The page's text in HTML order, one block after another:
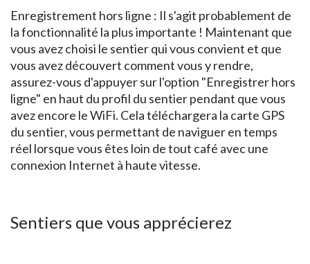
Enregistrement hors ligne : Il s'agit probablement de
la fonctionnalité la plus importante ! Maintenant que
vous avez choisi le sentier qui vous convient et que
vous avez découvert comment vous y rendre,
assurez-vous d'appuyer sur l'option "Enregistrer hors
ligne" en haut du profil du sentier pendant que vous
avez encore le WiFi. Cela téléchargera la carte GPS
du sentier, vous permettant de naviguer en temps
réel lorsque vous êtes loin de tout café avec une
connexion Internet à haute vitesse.
Sentiers que vous apprécierez